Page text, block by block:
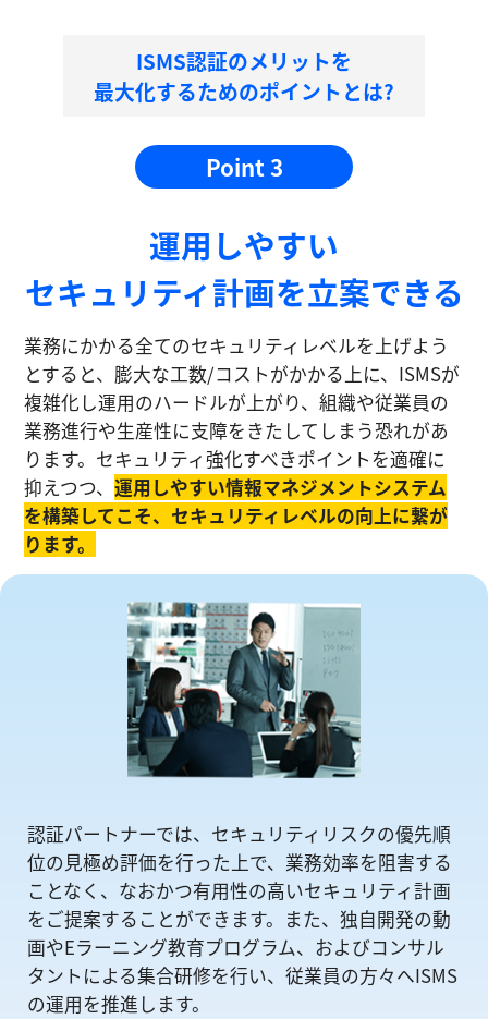
ISMS認証のメリットを
最大化するためのポイントとは?
Point 3
運⽤しやすい
セキュリティ計画を⽴案できる
業務にかかる全てのセキュリティレベルを上げよう
とすると、膨大な工数/コストがかかる上に、ISMSが
複雑化し運⽤のハードルが上がり、組織や従業員の
業務進⾏や生産性に⽀障をきたしてしまう恐れがあ
ります。セキュリティ強化すべきポイントを適確に
抑えつつ、運⽤しやすい情報マネジメントシステム
を構築してこそ、セキュリティレベルの向上に繋が
ります。
認証パートナーでは、セキュリティリスクの優先順
位の⾒極め評価を⾏った上で、業務効率を阻害する
ことなく、なおかつ有⽤性の⾼いセキュリティ計画
をご提案することができます。また、独自開発の動
画やEラーニング教育プログラム、およびコンサル
タントによる集合研修を⾏い、従業員の方々へISMS
の運⽤を推進します。